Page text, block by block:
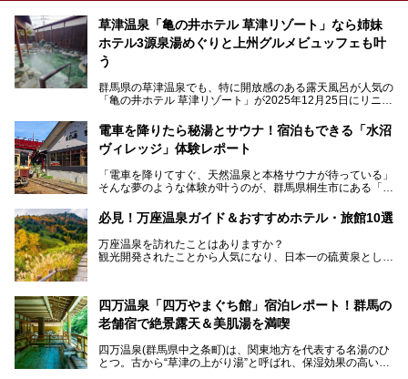
草津温泉「亀の井ホテル 草津リゾート」なら姉妹
ホテル3源泉湯めぐりと上州グルメビュッフェも叶
う
群馬県の草津温泉でも、特に開放感のある露天風呂が人気の
「亀の井ホテル 草津リゾート」が2025年12月25日にリニュ
ロビーや客室が綺麗になって、上州グルメにこだわったビュ
ッフェも人気！アクセスはシャトルバスで楽々、さらに草津
温泉にある姉妹ホテルの「草津温泉 大東舘」「亀の井ホテ
今回はそんな「亀の井ホテル 草津リゾート」を徹底レポー
───
提供元：アイコニア・ホスピタリティ株式会社【PR】
この記事は亀の井ホテル 草津リゾートのPR記事です。
電車を降りたら秘湯とサウナ！宿泊もできる「水沼
ヴィレッジ」体験レポート
「電車を降りてすぐ、天然温泉と本格サウナが待っている」
そんな夢のような体験が叶うのが、群馬県桐生市にある「駅
日帰り温泉の「水沼の湯」と宿泊もできる「サウナの森」、
２つのエリアがあります。
今回は、その中でも特にユニークな駅直結の「水沼の湯」の
魅力に焦点を当て、温泉好き、サウナー、そして電車旅好き
必見！万座温泉ガイド＆おすすめホテル・旅館10選
万座温泉を訪れたことはありますか？
観光開発されたことから人気になり、日本一の硫黄泉として
も多いかもしれません。
そこで筆者である私が実際に行ってみました！万座温泉の楽
しみ方や周辺の観光地を解説します。
また、日帰り入浴できる温泉から混浴可能な温泉まで、おす
すめの入浴施設もご紹介します！
四万温泉「四万やまぐち館」宿泊レポート！群馬の
老舗宿で絶景露天＆美肌湯を満喫
四万温泉(群馬県中之条町)は、関東地方を代表する名湯のひ
とつ。古から“草津の上がり湯”と呼ばれ、保湿効果の高い美